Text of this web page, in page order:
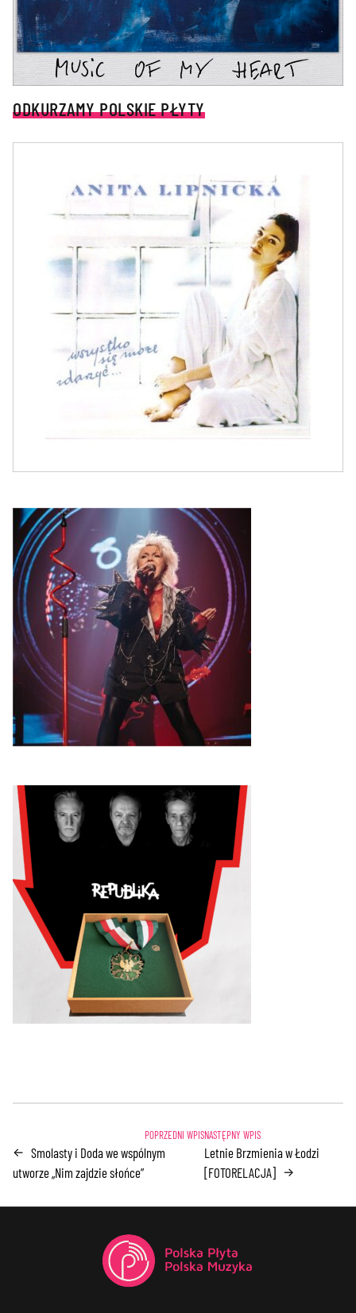
ODKURZAMY POLSKIE PŁYTY
← Smolasty i Doda we wspólnym
utworze „Nim zajdzie słońce”
Letnie Brzmienia w Łodzi
[FOTORELACJA] →